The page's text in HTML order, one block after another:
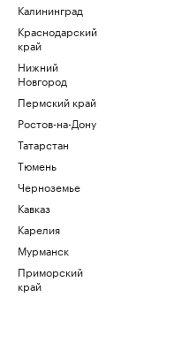
Калининград
Краснодарский
край
Нижний
Новгород
Пермский край
Ростов-на-Дону
Татарстан
Тюмень
Черноземье
Кавказ
Карелия
Мурманск
Приморский
край